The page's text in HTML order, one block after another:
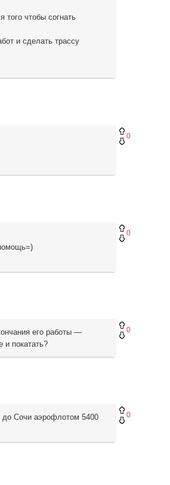
того чтобы согнать
и сделать трассу
0
0
0
его работы —
и покатать?
0
до Сочи аэрофлотом 5400